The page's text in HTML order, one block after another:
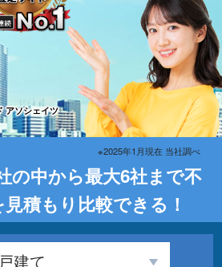
アソシェイツ
の中から最大6社まで不
積もり比較できる！
※2025年1月現在 当社調べ